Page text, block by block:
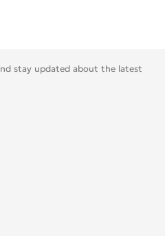
stay updated about the latest